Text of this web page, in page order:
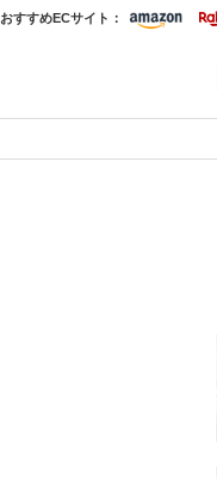
おすすめECサイト：